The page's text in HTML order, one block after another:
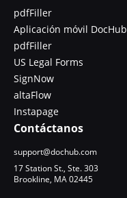
pdfFiller
Aplicación móvil DocHub
pdfFiller
US Legal Forms
SignNow
altaFlow
Instapage
Contáctanos
support@dochub.com
17 Station St., Ste. 303
Brookline, MA 02445